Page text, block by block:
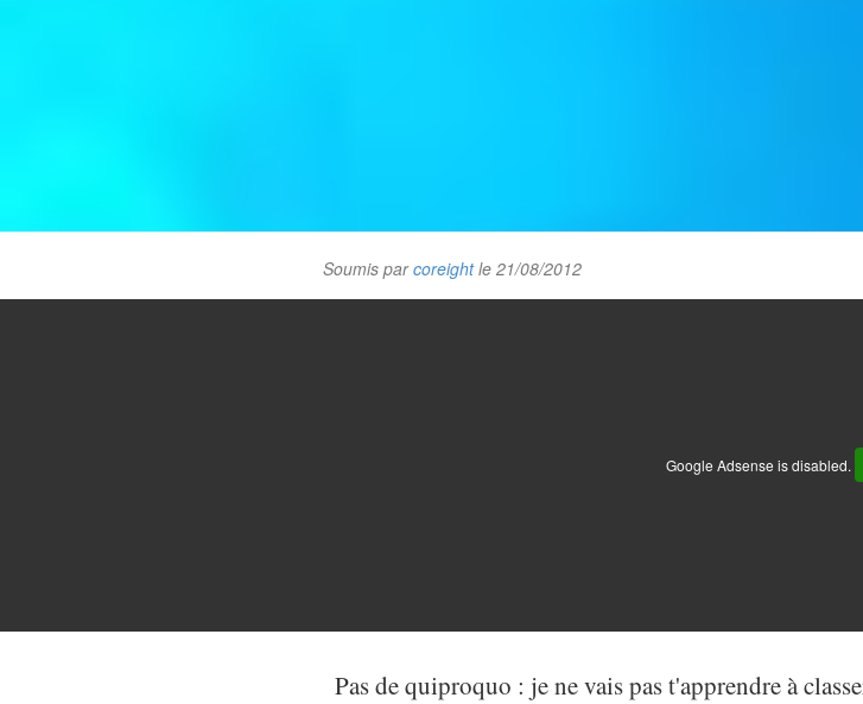
Soumis parcoreightle 21/08/2012
Google Adsense is disabled.
Pas de quiproquo : je ne vais pas t'apprendre à